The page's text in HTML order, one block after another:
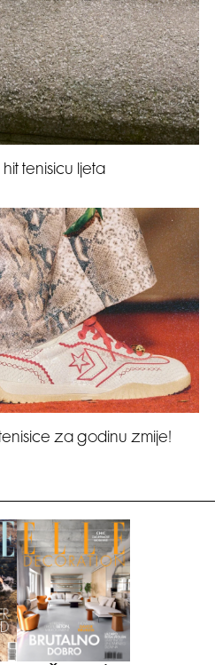
tenisicu ljeta
za godinu zmije!